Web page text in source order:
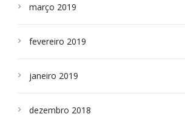
março 2019
fevereiro 2019
janeiro 2019
dezembro 2018